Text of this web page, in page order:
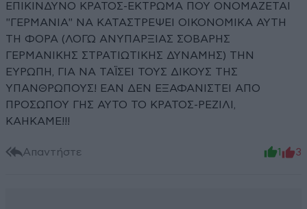
ΕΠΙΚΙΝΔΥΝΟ ΚΡΑΤΟΣ-ΕΚΤΡΩΜΑ ΠΟΥ ΟΝΟΜΑΖΕΤΑΙ
"ΓΕΡΜΑΝΙΑ" ΝΑ ΚΑΤΑΣΤΡΕΨΕΙ ΟΙΚΟΝΟΜΙΚΑ ΑΥΤΗ
ΤΗ ΦΟΡΑ (ΛΟΓΩ ΑΝΥΠΑΡΞΙΑΣ ΣΟΒΑΡΗΣ
ΓΕΡΜΑΝΙΚΗΣ ΣΤΡΑΤΙΩΤΙΚΗΣ ΔΥΝΑΜΗΣ) ΤΗΝ
ΕΥΡΩΠΗ, ΓΙΑ ΝΑ ΤΑΪΣΕΙ ΤΟΥΣ ΔΙΚΟΥΣ ΤΗΣ
ΥΠΑΝΘΡΩΠΟΥΣ! ΕΑΝ ΔΕΝ ΕΞΑΦΑΝΙΣΤΕΙ ΑΠΟ
ΠΡΟΣΩΠΟΥ ΓΗΣ ΑΥΤΟ ΤΟ ΚΡΑΤΟΣ-ΡΕΖΙΛΙ,
ΚΑΗΚΑΜΕ!!!
Απαντήστε 1 3